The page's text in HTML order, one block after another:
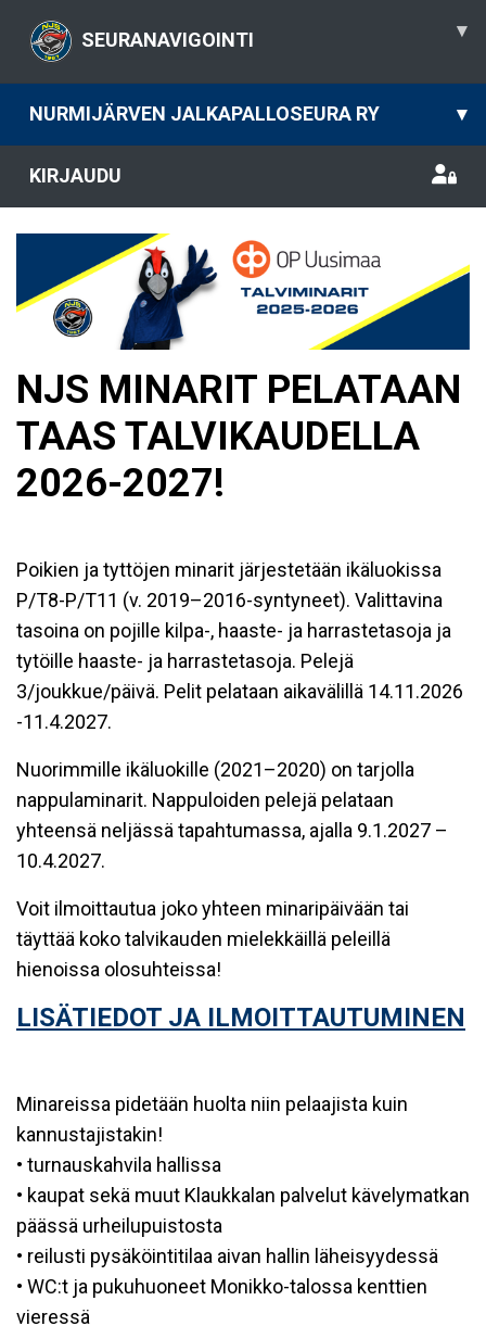
SEURANAVIGOINTI ▾
NURMIJÄRVEN JALKAPALLOSEURA RY ▾
KIRJAUDU
NJS MINARIT PELATAAN
TAAS TALVIKAUDELLA
2026-2027!
Poikien ja tyttöjen minarit järjestetään ikäluokissa
P/T8-P/T11 (v. 2019–2016-syntyneet). Valittavina
tasoina on pojille kilpa-, haaste- ja harrastetasoja ja
tytöille haaste- ja harrastetasoja. Pelejä
3/joukkue/päivä. Pelit pelataan aikavälillä 14.11.2026
-11.4.2027.
Nuorimmille ikäluokille (2021–2020) on tarjolla
nappulaminarit. Nappuloiden pelejä pelataan
yhteensä neljässä tapahtumassa, ajalla 9.1.2027 –
10.4.2027.
Voit ilmoittautua joko yhteen minaripäivään tai
täyttää koko talvikauden mielekkäillä peleillä
hienoissa olosuhteissa!
LISÄTIEDOT JA ILMOITTAUTUMINEN
Minareissa pidetään huolta niin pelaajista kuin
kannustajistakin!
• turnauskahvila hallissa
• kaupat sekä muut Klaukkalan palvelut kävelymatkan
päässä urheilupuistosta
• reilusti pysäköintitilaa aivan hallin läheisyydessä
• WC:t ja pukuhuoneet Monikko-talossa kenttien
vieressä